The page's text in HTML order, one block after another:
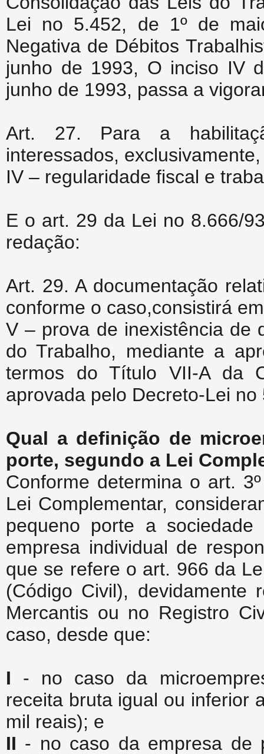
Lei no 5.452, de 1º de
Negativa de Débitos
junho de 1993, O inciso IV
junho de 1993, passa a
Art. 27. Para a
interessados,
IV – regularidade fiscal e
E o art. 29 da Lei no 8.666/
redação:
Art. 29. A documentação
conforme o caso,consistirá
V – prova de inexistência de
do Trabalho, mediante a
termos do Título VII-A da
aprovada pelo Decreto-Lei
Qual a definição de
porte, segundo a Lei
Conforme determina o art.
Lei Complementar,
pequeno porte a
empresa individual de
que se refere o art. 966 da
(Código Civil), devidamente
Mercantis ou no Registro
caso, desde que:
I - no caso da
receita bruta igual ou inferior
mil reais); e
II - no caso da empresa de